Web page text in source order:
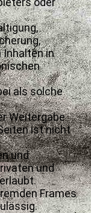
Inhalten in
als solche
Weitergabe
ist nicht
und
und
Frames